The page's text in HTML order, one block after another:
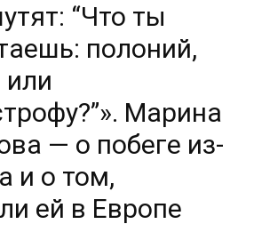
“Что ты
полоний,
или
Марина
— о побеге из-
и о том,
ей в Европе